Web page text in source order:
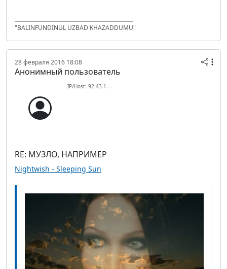
"BALINFUNDINUL UZBAD KHAZADDUMU"
28 февраля 2016 18:08
Анонимный пользователь
IP/Host: 92.43.1.---
RE: МУЗЛО, НАПРИМЕР
Nightwish - Sleeping Sun